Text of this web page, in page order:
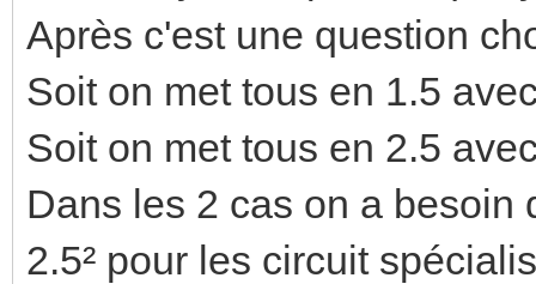
Après c'est une question
Soit on met tous en 1.5
Soit on met tous en 2.5
Dans les 2 cas on a besoin
2.5² pour les circuit